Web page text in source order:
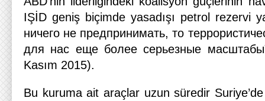
IŞİD geniş biçimde yasadışı petrol rezervi
ничего не предпринимать, то
для нас еще более серьезные
Kasım 2015).
Bu kuruma ait araçlar uzun süredir